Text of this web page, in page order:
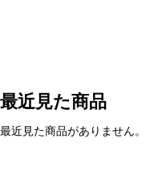
最近見た商品
最近見た商品がありません。